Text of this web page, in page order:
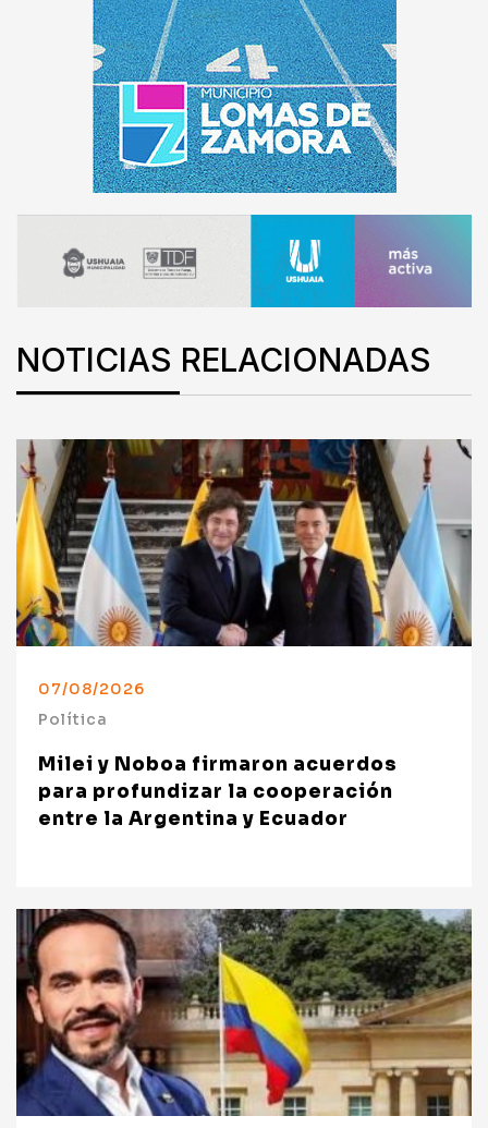
NOTICIAS RELACIONADAS
07/08/2026
Política
Milei y Noboa firmaron acuerdos
para profundizar la cooperación
entre la Argentina y Ecuador